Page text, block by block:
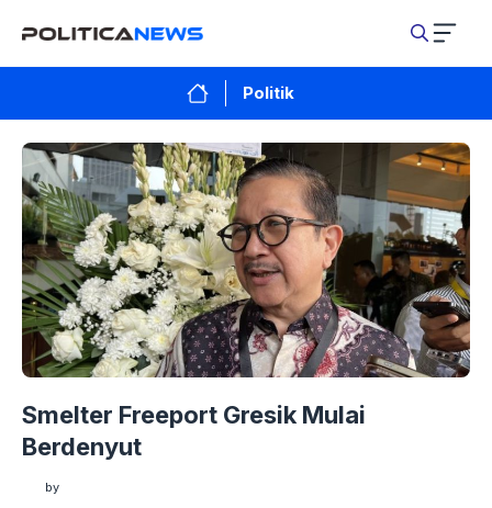
isi
Politik
Smelter Freeport Gresik Mulai
Berdenyut
by